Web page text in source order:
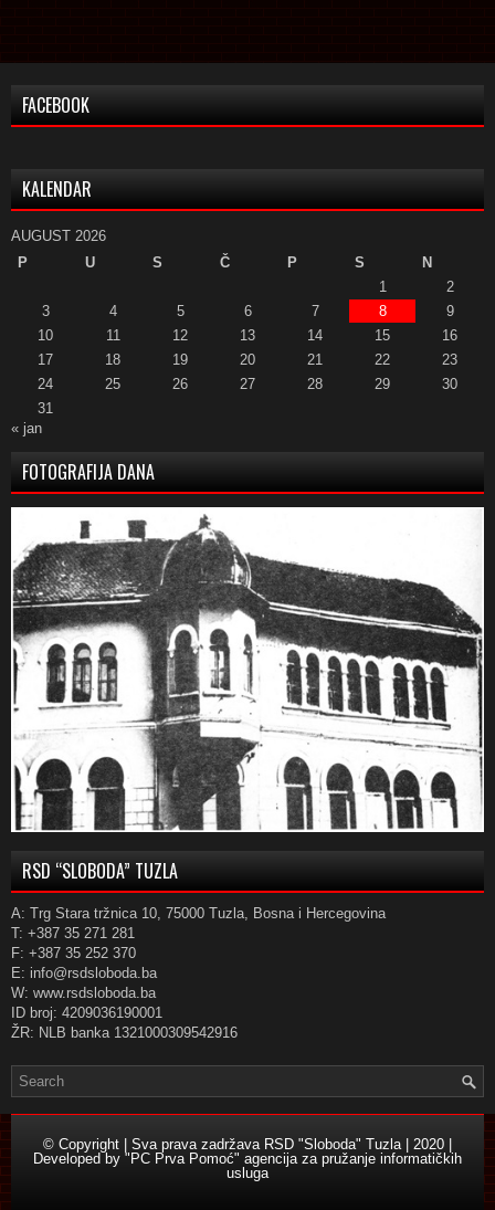
FACEBOOK
KALENDAR
AUGUST 2026
P
U S Č P S
N
1
2
3
4 5 6 7 8
9
10
11 12 13 14 15
16
17
18 19 20 21 22
23
24
25 26 27 28 29
30
31
« jan
FOTOGRAFIJA DANA
RSD “SLOBODA” TUZLA
A: Trg Stara tržnica 10, 75000 Tuzla, Bosna i Hercegovina
T: +387 35 271 281
F: +387 35 252 370
E: info@rsdsloboda.ba
W: www.rsdsloboda.ba
ID broj: 4209036190001
ŽR: NLB banka 1321000309542916
© Copyright | Sva prava zadržava RSD "Sloboda" Tuzla | 2020 |
Developed by "PC Prva Pomoć" agencija za pružanje informatičkih
usluga